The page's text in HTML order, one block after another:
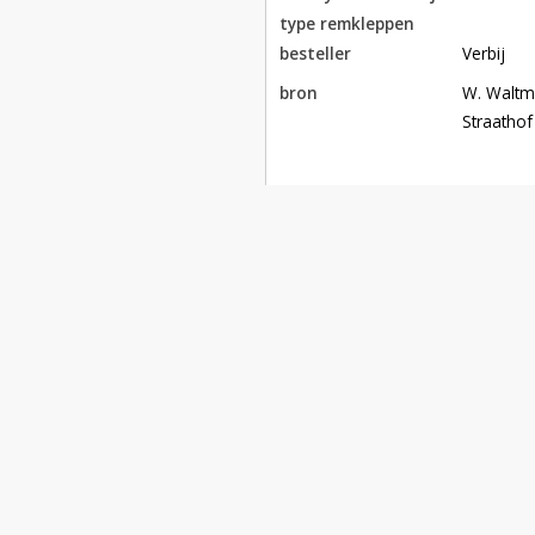
type remkleppen
besteller
Verbij
bron
W.
Straathof